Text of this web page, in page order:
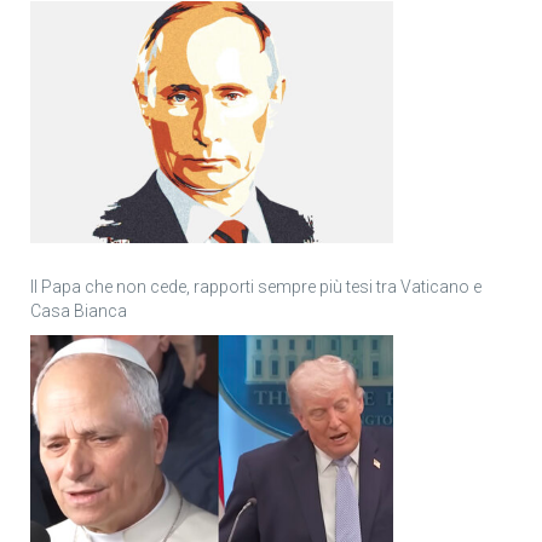
Il Papa che non cede, rapporti sempre più tesi tra Vaticano e
Casa Bianca